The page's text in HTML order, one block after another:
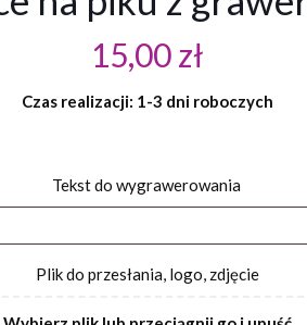
15,00zł
Czas realizacji: 1-3 dni roboczych
Tekst do wygrawerowania
Plik do przesłania, logo, zdjęcie